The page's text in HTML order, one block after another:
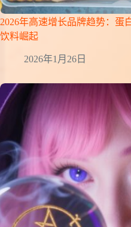
2026年高速增长品牌趋势：蛋
饮料崛起
2026年1月26日